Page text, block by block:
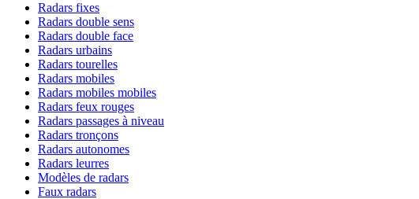
Radars fixes
Radars double sens
Radars double face
Radars urbains
Radars tourelles
Radars mobiles
Radars mobiles mobiles
Radars feux rouges
Radars passages à niveau
Radars tronçons
Radars autonomes
Radars leurres
Modèles de radars
Faux radars